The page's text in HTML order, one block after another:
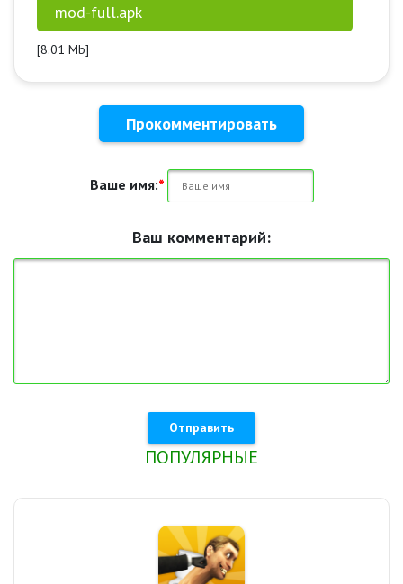
mod-full.apk
[8.01 Mb]
Прокомментировать
Ваше имя:*
Ваш комментарий:
Отправить
ПОПУЛЯРНЫЕ